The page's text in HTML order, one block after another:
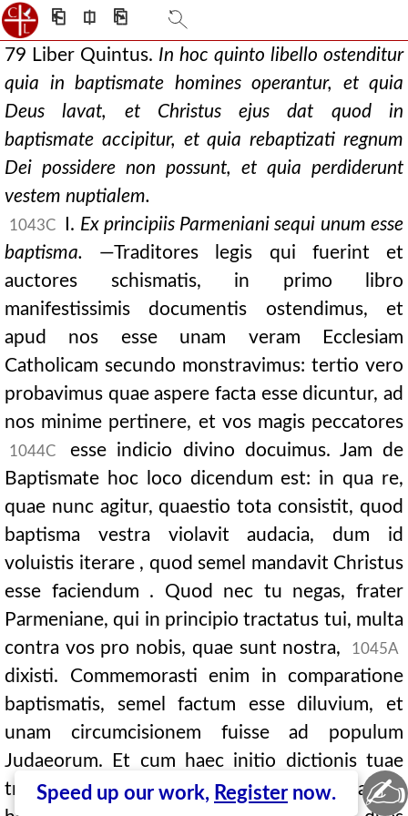
⎗ ⎅ ⎘
79 Liber Quintus. In hoc quinto libello ostenditur
quia in baptismate homines operantur, et quia
Deus lavat, et Christus ejus dat quod in
baptismate accipitur, et quia rebaptizati regnum
Dei possidere non possunt, et quia perdiderunt
vestem nuptialem.
1043C I. Ex principiis Parmeniani sequi unum esse
baptisma. —Traditores legis qui fuerint et
auctores schismatis, in primo libro
manifestissimis documentis ostendimus, et
apud nos esse unam veram Ecclesiam
Catholicam secundo monstravimus: tertio vero
probavimus quae aspere facta esse dicuntur, ad
nos minime pertinere, et vos magis peccatores
1044C
esse indicio divino docuimus. Jam de
Baptismate hoc loco dicendum est: in qua re,
quae nunc agitur, quaestio tota consistit, quod
baptisma vestra violavit audacia, dum id
voluistis iterare , quod semel mandavit Christus
esse faciendum . Quod nec tu negas, frater
Parmeniane, qui in principio tractatus tui, multa
contra vos pro nobis, quae sunt nostra,
1045A
dixisti. Commemorasti enim in comparatione
baptismatis, semel factum esse diluvium, et
unam circumcisionem fuisse ad populum
Judaeorum. Et cum haec initio dictionis tuae
tractaveris , in processu tractatus tui tamen
Speed up our work, Register now. ✍